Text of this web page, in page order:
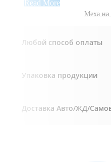
Read More
Меха на
Любой способ оплаты
Упаковка продукции
Доставка Авто/ЖД/